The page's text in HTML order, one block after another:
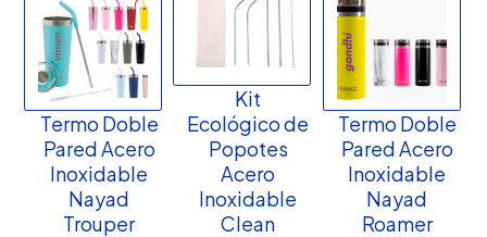
Termo Doble
Pared Acero
Inoxidable
Nayad
Trouper
Kit
Ecológico de
Popotes
Acero
Inoxidable
Clean
Termo Doble
Pared Acero
Inoxidable
Nayad
Roamer